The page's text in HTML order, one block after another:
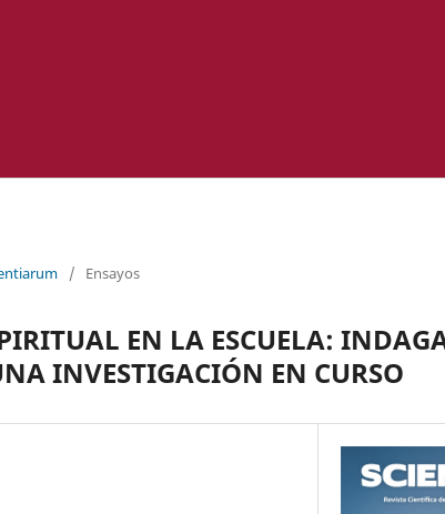
/ Ensayos
EN LA ESCUELA:
INVESTIGACIÓN EN CURSO